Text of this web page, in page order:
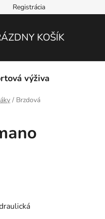
Registrácia
KOŠÍK
výživa
/ Brzdová